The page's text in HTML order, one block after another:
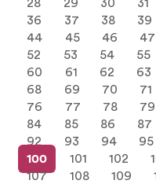
28
29 30 31
36
37 38 39
44
45 46 47
52
53 54 55
60
61 62 63
68
69 70 71
76
77 78 79
84
85 86 87
92
93 94 95
100
101 102
107
108 109